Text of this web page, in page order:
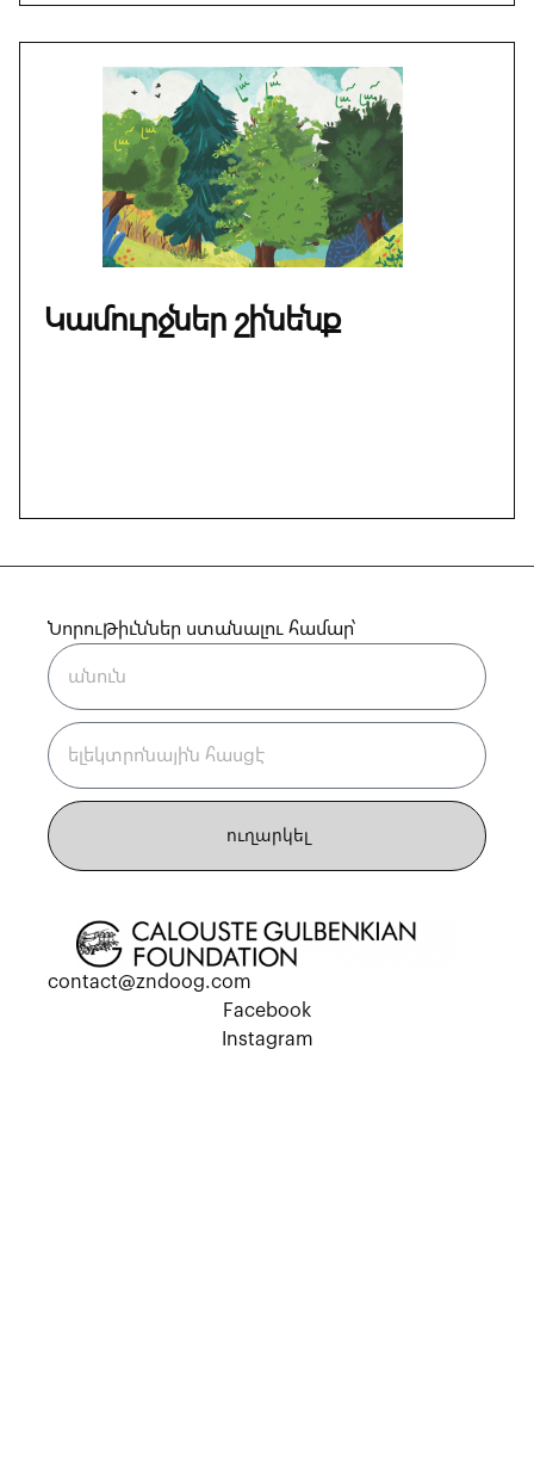
Կամուրջներ շինենք
Նորութիւններ ստանալու համար՝
ուղարկել
contact@zndoog.com
Facebook
Instagram